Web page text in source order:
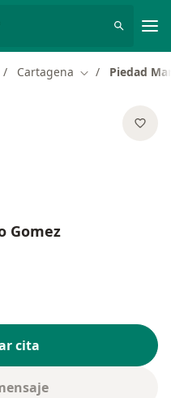
Cartagena Cambiar de
Piedad
Gomez
cita